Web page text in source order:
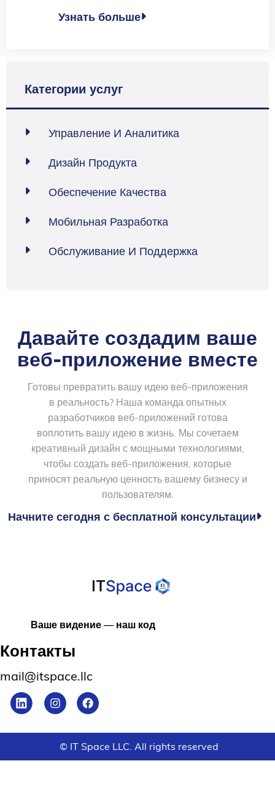
Узнать больше
Категории услуг
 Управление И Аналитика
 Дизайн Продукта
 Обеспечение Качества
 Мобильная Разработка
 Обслуживание И Поддержка
Давайте создадим ваше
веб-приложение вместе
Готовы превратить вашу идею веб-приложения
в реальность? Наша команда опытных
разработчиков веб-приложений готова
воплотить вашу идею в жизнь. Мы сочетаем
креативный дизайн с мощными технологиями,
чтобы создать веб-приложения, которые
приносят реальную ценность вашему бизнесу и
пользователям.
Начните сегодня с бесплатной консультации
Ваше видение — наш код
Контакты
mail@itspace.llc
© IT Space LLC. All rights reserved